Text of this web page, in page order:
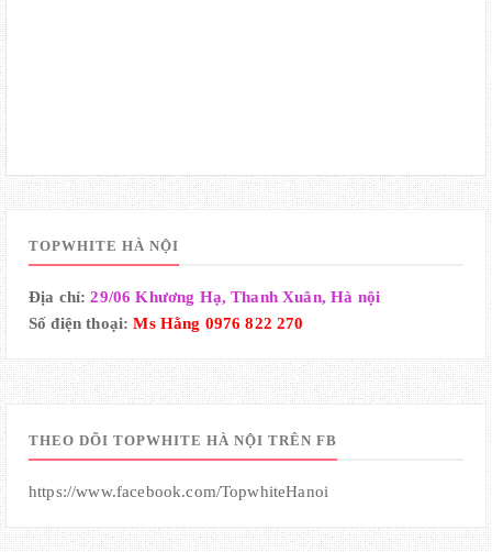
TOPWHITE HÀ NỘI
Địa chỉ:29/06 Khương Hạ, Thanh Xuân, Hà nội
Số điện thoại:Ms Hằng 0976 822 270
THEO DÕI TOPWHITE HÀ NỘI TRÊN FB
https://www.facebook.com/TopwhiteHanoi